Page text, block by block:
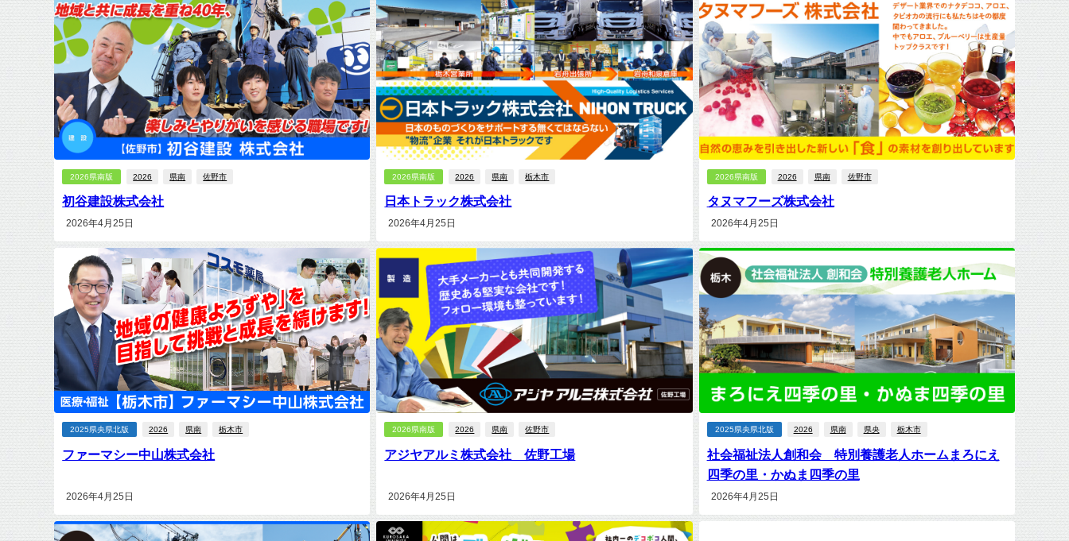
2026県南版 2026 県南 佐野市
初谷建設株式会社
2026年4月25日
2026県南版 2026 県南 栃木市
日本トラック株式会社
2026年4月25日
2026県南版 2026 県南 佐野市
タヌマフーズ株式会社
2026年4月25日
2025県央県北版 2026 県南 栃木市
ファーマシー中山株式会社
2026年4月25日
2026県南版 2026 県南 佐野市
アジヤアルミ株式会社 佐野工場
2026年4月25日
2025県央県北版 2026 県南 県央 栃木市
社会福祉法人創和会 特別養護老人ホームまろにえ
四季の里・かぬま四季の里
2026年4月25日